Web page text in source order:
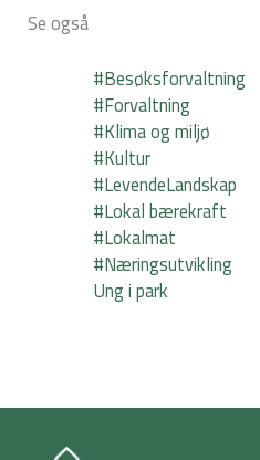
Se også
#Besøksforvaltning
#Forvaltning
#Klima og miljø
#Kultur
#LevendeLandskap
#Lokal bærekraft
#Lokalmat
#Næringsutvikling
Ung i park